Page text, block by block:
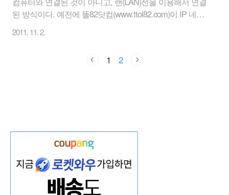
된 방식이다. 예전에 똘82닷컴(www.ttol82.com)이 IP 네트
네트워크 프린터을 IP주소를 몰라서 연결을 못하겠다는
자체에 랜카드가 장착된 경우에는 프린터 설명서나 프린
가정에서 이미 랜..
2011. 11. 2.
1 2